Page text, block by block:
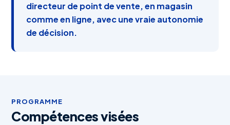
directeur de point de vente, en magasin
comme en ligne, avec une vraie autonomie
de décision.
PROGRAMME
Compétences visées